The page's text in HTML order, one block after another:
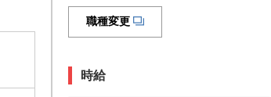
職種変更
時給